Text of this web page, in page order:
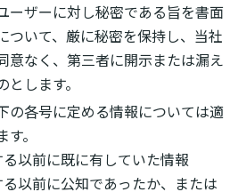
ーザーに対し秘密である旨を書面
ついて、厳に秘密を保持し、当社
意なく、第三者に開示または漏え
します。
の各号に定める情報については適
。
以前に既に有していた情報
以前に公知であったか、または